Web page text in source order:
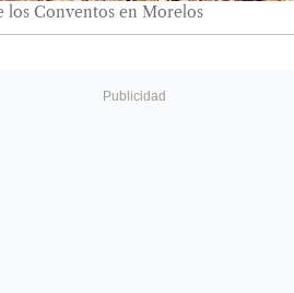
los Conventos en Morelos